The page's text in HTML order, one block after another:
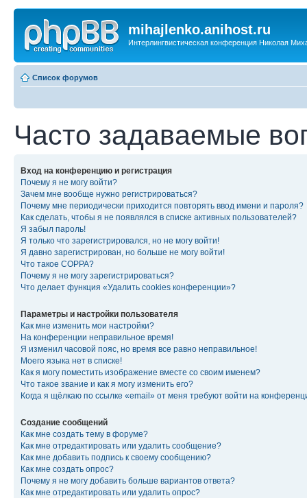
mihajlenko.anihost.ru
Интерлингвистическая конференция Николая
Список форумов
Часто задаваемые
Вход на конференцию и регистрация
Почему я не могу войти?
Зачем мне вообще нужно регистрироваться?
Почему мне периодически приходится повторять ввод имени и пароля?
Как сделать, чтобы я не появлялся в списке активных пользователей?
Я забыл пароль!
Я только что зарегистрировался, но не могу войти!
Я давно зарегистрирован, но больше не могу войти!
Что такое COPPA?
Почему я не могу зарегистрироваться?
Что делает функция «Удалить cookies конференции»?
Параметры и настройки пользователя
Как мне изменить мои настройки?
На конференции неправильное время!
Я изменил часовой пояс, но время все равно неправильное!
Моего языка нет в списке!
Как я могу поместить изображение вместе со своим именем?
Что такое звание и как я могу изменить его?
Когда я щёлкаю по ссылке «email» от меня требуют войти на
Создание сообщений
Как мне создать тему в форуме?
Как мне отредактировать или удалить сообщение?
Как мне добавить подпись к своему сообщению?
Как мне создать опрос?
Почему я не могу добавить больше вариантов ответа?
Как мне отредактировать или удалить опрос?